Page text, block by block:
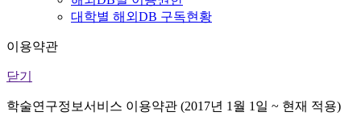
대학별 해외DB 구독현황
이용약관
닫기
학술연구정보서비스 이용약관 (2017년 1월 1일 ~ 현재 적용)